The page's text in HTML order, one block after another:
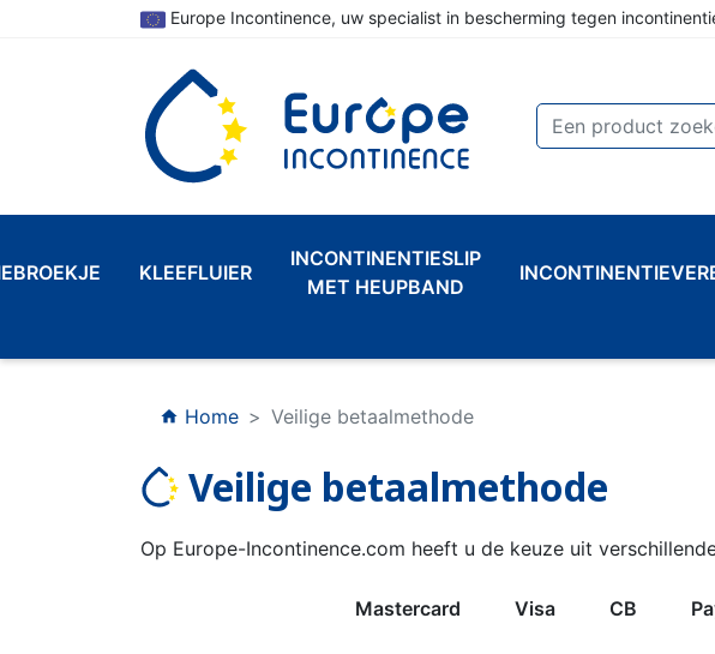
Europe Incontinence, uw specialist in bescherming tegen
KLEEFLUIER
INCONTINENTIESLIP
MET HEUPBAND
INCONTINENTIEVERBAND
VROUWEN
INCONTINENTIEVERBAND
PLASTIC BROEKJE KATOENEN BROEKJE
HYGIËNE & VERZORGING SLAB
KLASSIEKE LUIER PULL-UP-LUIER
home Home Veilige betaalmethode
Veilige betaalmethode
Op Europe-Incontinence.com heeft u de keuze uit
Mastercard Visa CB